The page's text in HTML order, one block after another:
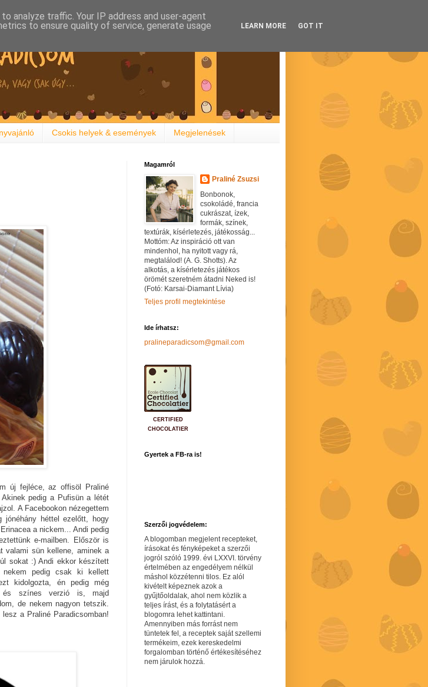
Csokis helyek & események Megjelenések
új fejléce, az offisöl Praliné
Akinek pedig a Pufisün a létét
A Facebookon nézegettem
héttel ezelőtt, hogy
a nickem... Andi pedig
e-mailben. Először is
valami sün kellene, aminek a
sokat :) Andi ekkor készített
nekem pedig csak ki kellett
kidolgozta, én pedig még
és színes verzió is, majd
de nekem nagyon tetszik.
a Praliné Paradicsomban!
Magamról
Praliné Zsuzsi
Bonbonok,
csokoládé, francia
cukrászat, ízek,
formák, színek,
textúrák, kísérletezés, játékosság...
Mottóm: Az inspiráció ott van
mindenhol, ha nyitott vagy rá,
megtalálod! (A. G. Shotts). Az
alkotás, a kísérletezés játékos
örömét szeretném átadni Neked is!
(Fotó: Karsai-Diamant Lívia)
Teljes profil megtekintése
Ide írhatsz:
pralineparadicsom@gmail.com
CERTIFIED
CHOCOLATIER
Gyertek a FB-ra is!
Szerzői jogvédelem:
A blogomban megjelent recepteket,
írásokat és fényképeket a szerzői
jogról szóló 1999. évi LXXVI. törvény
értelmében az engedélyem nélkül
máshol közzétenni tilos. Ez alól
kivételt képeznek azok a
gyűjtőoldalak, ahol nem közlik a
teljes írást, és a folytatásért a
blogomra lehet kattintani.
Amennyiben más forrást nem
tüntetek fel, a receptek saját szellemi
termékeim, ezek kereskedelmi
forgalomban történő értékesítéséhez
nem járulok hozzá.
analyze traffic. Your IP address and user-agent
to ensure quality of service, generate usage
LEARN MORE GOT IT